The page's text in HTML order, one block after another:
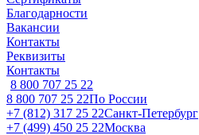
Благодарности
Вакансии
Контакты
Реквизиты
Контакты
8 800 707 25 22
8 800 707 25 22По России
+7 (812) 317 25 22Санкт-Петербург
+7 (499) 450 25 22Москва